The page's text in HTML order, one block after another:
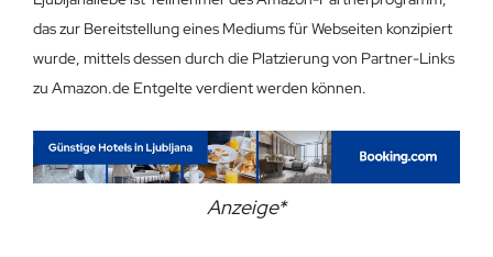
das zur Bereitstellung eines Mediums für Webseiten konzipiert
wurde, mittels dessen durch die Platzierung von Partner-Links
zu Amazon.de Entgelte verdient werden können.
Anzeige*